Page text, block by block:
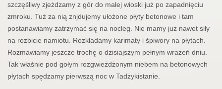
szczęśliwy zjeżdzamy z gór do małej wioski już po zapadnięciu
zmroku. Tuż za nią znjdujemy ułożone płyty betonowe i tam
postanawiamy zatrzymać się na nocleg. Nie mamy już nawet siły
na rozbicie namiotu. Rozkładamy karimaty i śpiwory na płytach.
Rozmawiamy jeszcze trochę o dzisiajszym pełnym wrażeń dniu.
Tak właśnie pod gołym rozgwieżdżonym niebem na betonowych
płytach spędzamy pierwszą noc w Tadżykistanie.